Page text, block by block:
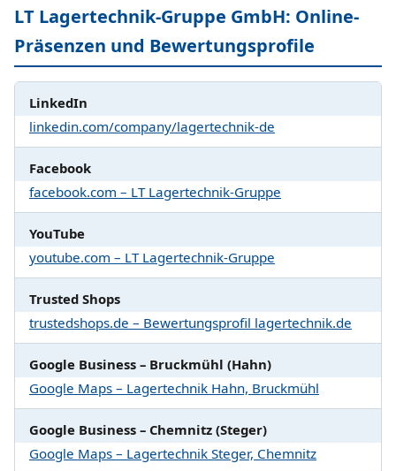
LT Lagertechnik-Gruppe GmbH: Online-
Präsenzen und Bewertungsprofile
LinkedIn
linkedin.com/company/lagertechnik-de
Facebook
facebook.com – LT Lagertechnik-Gruppe
YouTube
youtube.com – LT Lagertechnik-Gruppe
Trusted Shops
trustedshops.de – Bewertungsprofil lagertechnik.de
Google Business – Bruckmühl (Hahn)
Google Maps – Lagertechnik Hahn, Bruckmühl
Google Business – Chemnitz (Steger)
Google Maps – Lagertechnik Steger, Chemnitz